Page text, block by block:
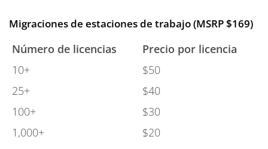
Migraciones de estaciones de trabajo (MSRP $169)
Número de licencias
Precio por licencia
10+
$50
25+
$40
100+
$30
1,000+
$20